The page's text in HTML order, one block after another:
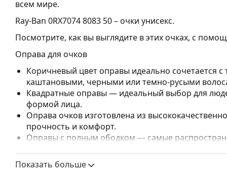
всем мире.
Ray-Ban 0RX7074 8083 50– очки унисекс.
Посмотрите, как вы выглядите в этих очках, с
Оправа для очков
Коричневый цвет оправы идеально сочетается
каштановыми, черными или темно-русыми
Квадратные оправы — идеальный выбор для
формой лица.
Оправа очков изготовлена из
прочность и комфорт.
Оправы с полным ободком — самые
повреждений. Этот тип оправы подходит для
высокими оптическими характеристиками.
Показать больше